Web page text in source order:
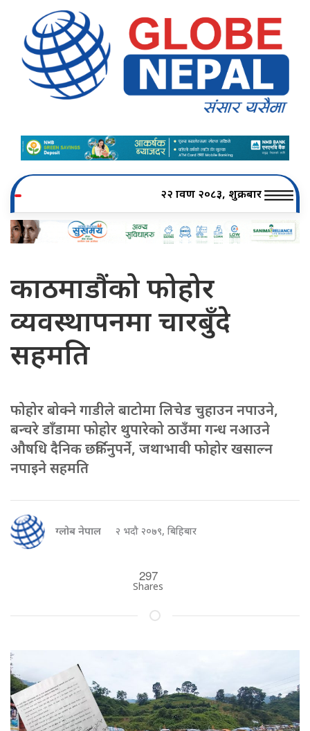
२२ श्रावण २०८३, शुक्रबार
काठमाडौंको फोहोर
व्यवस्थापनमा चारबुँदे
सहमति
फोहोर बोक्ने गाडीले बाटोमा लिचेड चुहाउन नपाउने,
बन्चरे डाँडामा फोहोर थुपारेको ठाउँमा गन्ध नआउने
औषधि दैनिक छर्किनुपर्ने, जथाभावी फोहोर खसाल्न
नपाइने सहमति
ग्लोब नेपाल २ भदौ २०७९, बिहिबार
297
Shares